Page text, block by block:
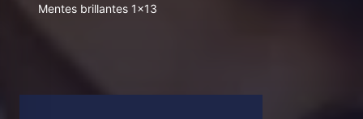
Mentes brillantes 1x13